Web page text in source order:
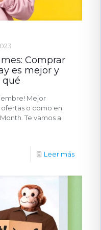
Comprar
es mejor y
qué
Mejor
o como en
Te vamos a
Leer más